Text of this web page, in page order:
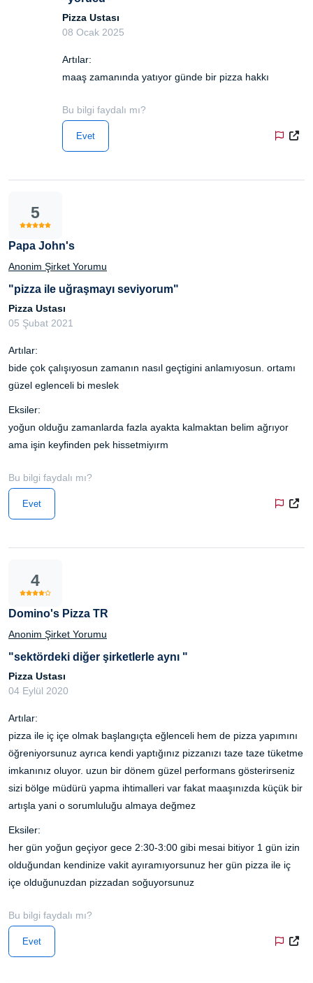
Pizza Ustası
08 Ocak 2025
Artılar:
maaş zamanında yatıyor günde bir pizza hakkı
Bu bilgi faydalı mı?
Evet
5
Papa John's
Anonim Şirket Yorumu
"pizza ile uğraşmayı seviyorum"
Pizza Ustası
05 Şubat 2021
Artılar:
bide çok çalışıyosun zamanın nasıl geçtigini anlamıyosun. ortamı
güzel eglenceli bi meslek
Eksiler:
yoğun olduğu zamanlarda fazla ayakta kalmaktan belim ağrıyor
ama işin keyfinden pek hissetmiyırm
Bu bilgi faydalı mı?
Evet
4
Domino's Pizza TR
Anonim Şirket Yorumu
"sektördeki diğer şirketlerle aynı "
Pizza Ustası
04 Eylül 2020
Artılar:
pizza ile iç içe olmak başlangıçta eğlenceli hem de pizza yapımını
öğreniyorsunuz ayrıca kendi yaptığınız pizzanızı taze taze tüketme
imkanınız oluyor. uzun bir dönem güzel performans gösterirseniz
sizi bölge müdürü yapma ihtimalleri var fakat maaşınızda küçük bir
artışla yani o sorumluluğu almaya değmez
Eksiler:
her gün yoğun geçiyor gece 2:30-3:00 gibi mesai bitiyor 1 gün izin
olduğundan kendinize vakit ayıramıyorsunuz her gün pizza ile iç
içe olduğunuzdan pizzadan soğuyorsunuz
Bu bilgi faydalı mı?
Evet